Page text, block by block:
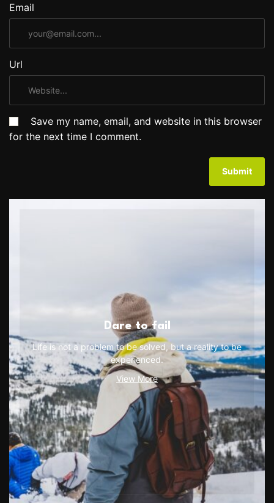
Email
Url
Save my name, email, and website in this browser
for the next time I comment.
Dare to fail
Life is not a problem to be solved, but a reality to be
experienced.
View More